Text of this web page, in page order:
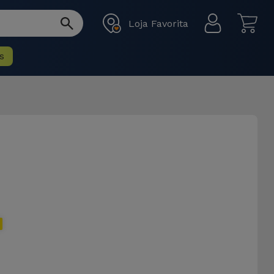
Loja Favorita